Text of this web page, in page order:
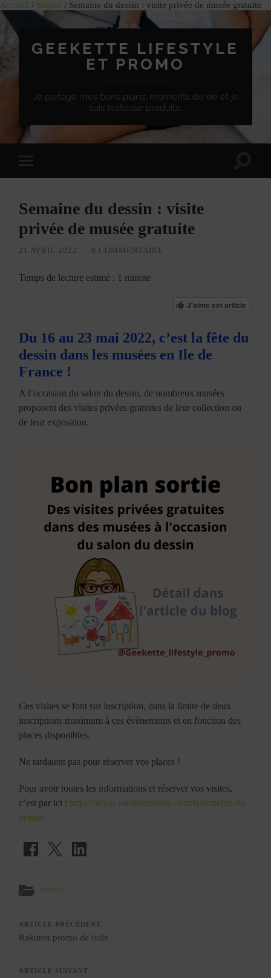
Accueil / Sorties / Semaine du dessin : visite privée de musée gratuite
GEEKETTE LIFESTYLE
ET PROMO
Je partage mes bons plans, moments de vie et je
suis testeuse produits.
à
mobile
Semaine du dessin : visite
privée de musée gratuite
21 AVRIL 2022 0 COMMENTAIRE
Temps de lecture estimé : 1 minute
J'aime cet article
Du 16 au 23 mai 2022, c’est la fête du
dessin dans les musées en Ile de
France !
A l’occasion du salon du dessin, de nombreux musées
proposent des visites privées gratuites de leur collection ou
de leur exposition.
Ces visites se font sur inscription, dans la limite de deux
inscriptions maximum à ces évènements et en fonction des
places disponibles.
Ne tardaient pas pour réserver vos places !
Pour avoir toutes les informations et réserver vos visites,
c’est par ici : https://www.salondudessin.com/fr/semaine-du-
dessin/
Sorties
ARTICLE PRÉCÉDENT
Rakuten promo de folie
ARTICLE SUIVANT